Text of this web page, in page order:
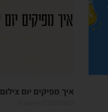
איך מפיקים יום